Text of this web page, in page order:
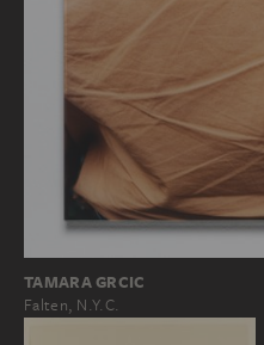
TAMARA GRCIC
Falten, N.Y.C.